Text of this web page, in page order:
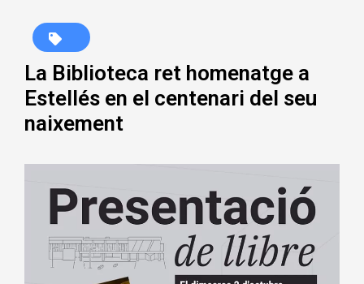
La Biblioteca ret homenatge a
Estellés en el centenari del seu
naixement